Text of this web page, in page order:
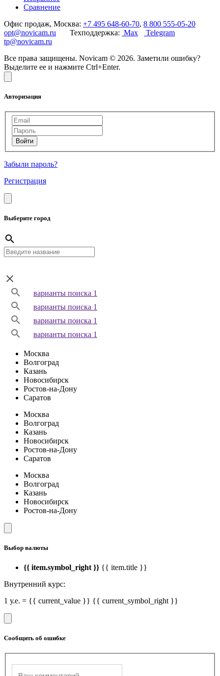
Сравнение
Офис продаж, Москва: +7 495 648-60-70, 8 800 555-05-20
opt@novicam.ru Техподдержка: Max
Telegram
tp@novicam.ru
Все права защищены. Novicam © 2026. Заметили ошибку?
Выделите ее и нажмите Ctrl+Enter.
Авторизация
Забыли пароль?
Регистрация
Выберите город
варианты поиска 1
варианты поиска 1
варианты поиска 1
варианты поиска 1
Москва
Волгоград
Казань
Новосибирск
Ростов-на-Дону
Саратов
Москва
Волгоград
Казань
Новосибирск
Ростов-на-Дону
Саратов
Москва
Волгоград
Казань
Новосибирск
Ростов-на-Дону
Выбор валюты
{{ item.symbol_right }} {{ item.title }}
Внутренний курс:
1 у.е. = {{ current_value }} {{ current_symbol_right }}
Сообщить об ошибке